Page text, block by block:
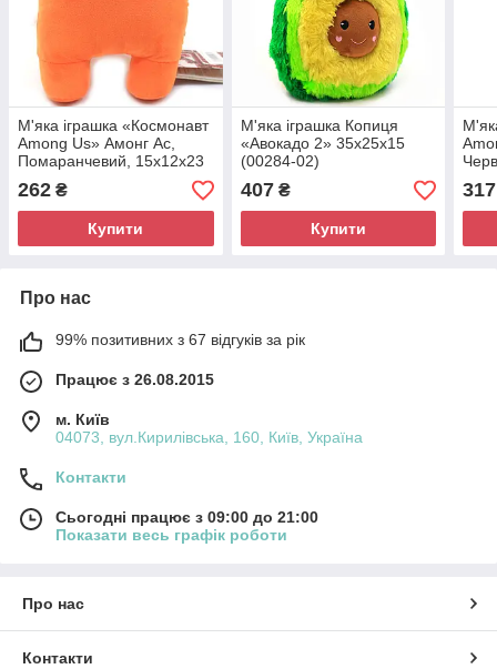
М'яка іграшка «Космонавт
Among Us» Амонг Ас,
Помаранчевий, 15х12х23
см (00006-03)
262 ₴
Купити
М'яка іграшка Копиця
«Авокадо 2» 35х25х15
(00284-02)
407₴
Купити
317
Про нас
99% позитивних з 67 відгуків за рік
Працює з 26.08.2015
м. Київ
04073, вул.Кирилівська, 160, Київ, Україна
Контакти
Сьогодні працює з 09:00 до 21:00
Показати весь графік роботи
Про нас
Контакти